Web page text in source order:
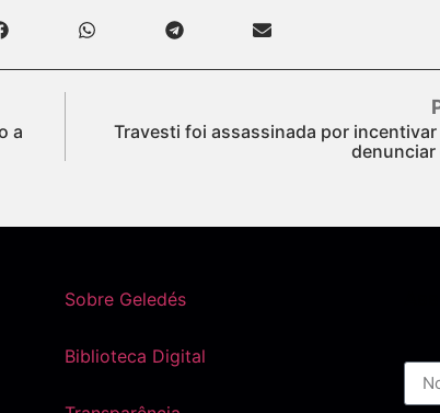
a
Travesti foi assassinada por incentivar
denunciar
Sobre Geledés
Biblioteca Digital